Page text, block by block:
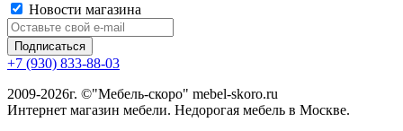
Новости магазина
+7 (930) 833-88-03
2009-2026г. ©"Мебель-скоро" mebel-skoro.ru
Интернет магазин мебели. Недорогая мебель в Москве.